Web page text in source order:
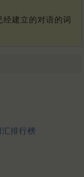
建立的对语的词
排行榜